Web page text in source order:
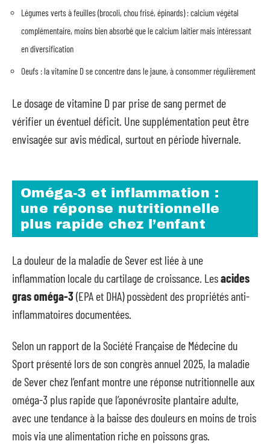
Légumes verts à feuilles (brocoli, chou frisé, épinards) : calcium végétal
complémentaire, moins bien absorbé que le calcium laitier mais intéressant
en diversification
Oeufs : la vitamine D se concentre dans le jaune, à consommer régulièrement
Le dosage de vitamine D par prise de sang permet de
vérifier un éventuel déficit. Une supplémentation peut être
envisagée sur avis médical, surtout en période hivernale.
Oméga-3 et inflammation :
une réponse nutritionnelle
plus rapide chez l’enfant
La douleur de la maladie de Sever est liée à une
inflammation locale du cartilage de croissance. Lesacides
gras oméga-3 (EPA et DHA) possèdent des propriétés anti-
inflammatoires documentées.
Selon un rapport de la Société Française de Médecine du
Sport présenté lors de son congrès annuel 2025, la maladie
de Sever chez l’enfant montre une réponse nutritionnelle aux
oméga-3 plus rapide que l’aponévrosite plantaire adulte,
avec une tendance à la baisse des douleurs en moins de trois
mois via une alimentation riche en poissons gras.